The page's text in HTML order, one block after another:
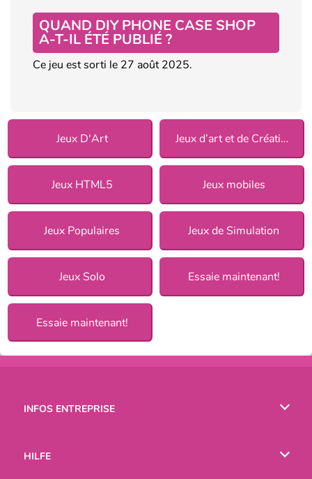
QUAND DIY PHONE CASE SHOP
A-T-IL ÉTÉ PUBLIÉ ?
Ce jeu est sorti le 27 août 2025.
Jeux D'Art Jeux d’art et de Créativité
Jeux HTML5 Jeux mobiles
Jeux Populaires Jeux de Simulation
Jeux Solo Essaie maintenant!
Essaie maintenant!
INFOS ENTREPRISE
HILFE